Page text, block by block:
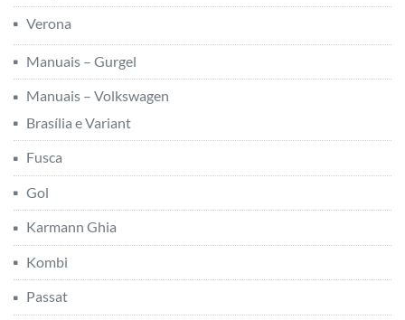
Verona
Manuais – Gurgel
Manuais – Volkswagen
Brasília e Variant
Fusca
Gol
Karmann Ghia
Kombi
Passat